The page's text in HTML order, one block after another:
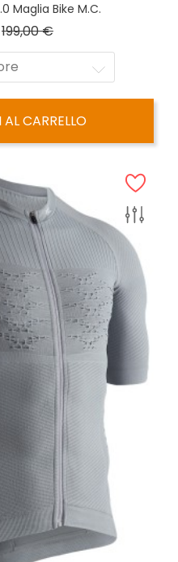
Maglia Bike M.c.
Prezzo
199,00 €Prezzo
CARRELLO